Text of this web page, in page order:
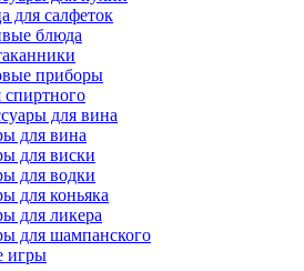
для салфеток
блюда
приборы
для вина
для вина
для виски
для водки
для коньяка
для ликера
для шампанского
игры